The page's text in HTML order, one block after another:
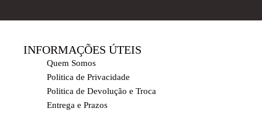
INFORMAÇÕES ÚTEIS
Quem Somos
Politica de Privacidade
Politica de Devolução e Troca
Entrega e Prazos